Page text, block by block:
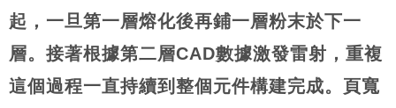
起，一旦第一層熔化後再鋪一層粉末於下一
層。接著根據第二層CAD數據激發雷射，重複
這個過程一直持續到整個元件構建完成。頁寬